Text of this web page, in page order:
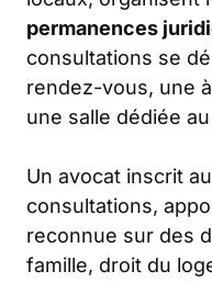
permanences
consultations se
rendez-vous, une
une salle dédiée
Un avocat inscrit
consultations,
reconnue sur des
famille, droit du